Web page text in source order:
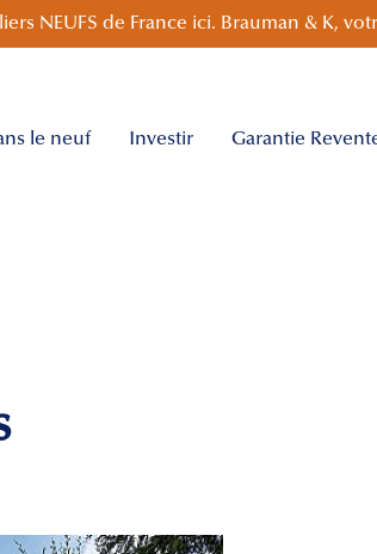
NEUFS de France ici. Brauman & K,
le neuf Investir Garantie